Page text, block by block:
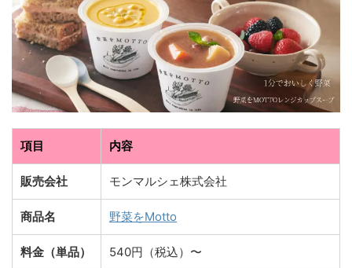
項目 内容
販売会社 モンマルシェ株式会社
商品名 野菜をMotto
料金（単品） 540円（税込）〜